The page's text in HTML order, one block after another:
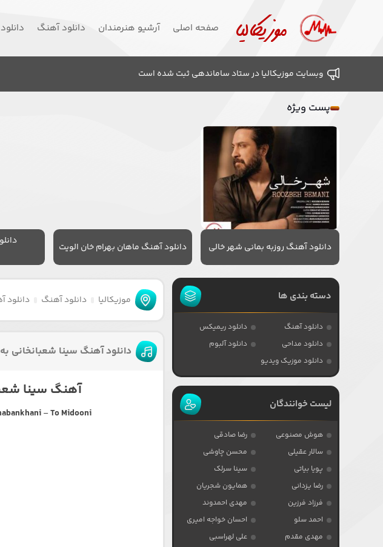
صفحه اصلی آرشیو هنرمندان دانلود آهنگ
وبسایت موزیکالیا در ستاد ساماندهی ثبت شده است
پست ویژه
دانلود آهنگ روزبه بمانی شهر خالی دانلود آهنگ ماهان بهرام خان الویت
موزیکالیا دانلود آهنگ دانلود
دانلود آهنگ سینا شعبانخانی
آهنگ سینا
–To Midooni
دسته بندی ها
دانلود آهنگ
دانلود ریمیکس
دانلود مداحی
دانلود آلبوم
دانلود موزیک ویدیو
لیست خوانندگان
هوش مصنوعی
رضا صادقی
سالار عقیلی
محسن چاوشی
پویا بیاتی
سینا سرلک
رضا یزدانی
همایون شجریان
فرزاد فرزین
مهدی احمدوند
احمد سلو
احسان خواجه امیری
مهدی مقدم
علی لهراسبی